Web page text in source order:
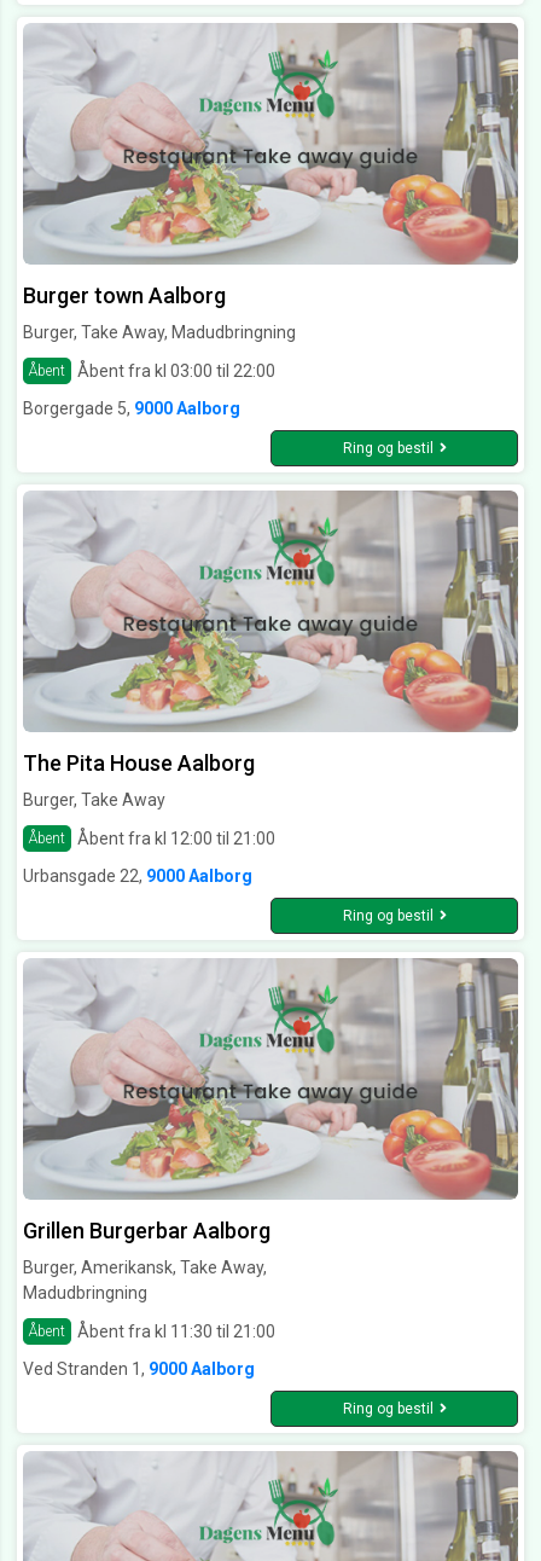
Burger town Aalborg
Burger, Take Away, Madudbringning
Åbent
Åbent fra kl 03:00 til 22:00
Borgergade 5, 9000 Aalborg
Ring og bestil
The Pita House Aalborg
Burger, Take Away
Åbent
Åbent fra kl 12:00 til 21:00
Urbansgade 22, 9000 Aalborg
Ring og bestil
Grillen Burgerbar Aalborg
Burger, Amerikansk, Take Away,
Madudbringning
Åbent
Åbent fra kl 11:30 til 21:00
Ved Stranden 1, 9000 Aalborg
Ring og bestil